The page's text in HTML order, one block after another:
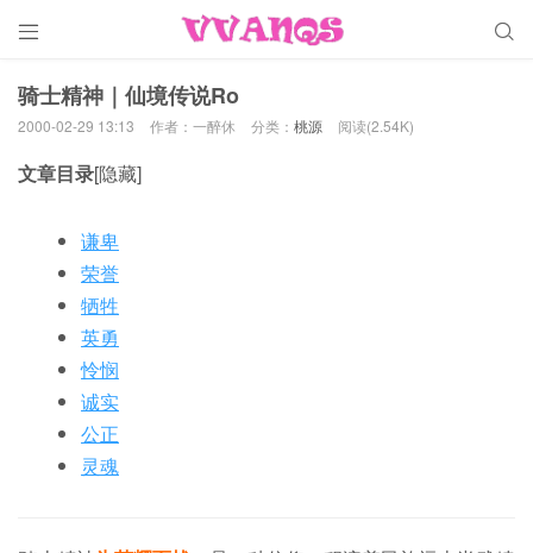
 
骑士精神｜仙境传说Ro
2000-02-29 13:13 作者：一醉休 分类： 桃源 阅读(2.54K)
文章目录[隐藏]
谦卑
荣誉
牺牲
英勇
怜悯
诚实
公正
灵魂